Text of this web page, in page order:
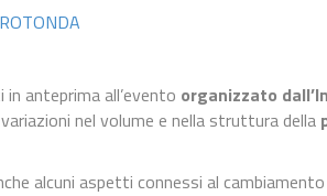
anteprima all’evento organizzato
nel volume e nella struttura della
alcuni aspetti connessi al